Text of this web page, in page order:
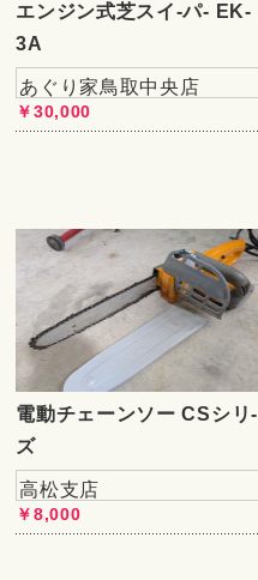
エンジン式芝スイ-パ- EK-
3A
あぐり家鳥取中央店
￥30,000
電動チェーンソー CSシリ-
ズ
高松支店
￥8,000